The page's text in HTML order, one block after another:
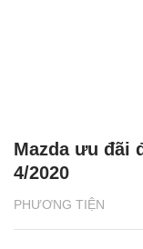
PHƯƠNG TIỆN
Mazda ưu đãi
4/2020